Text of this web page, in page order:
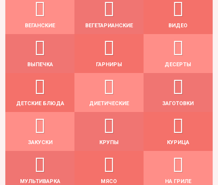
ВЕГАНСКИЕ ВЕГЕТАРИАНСКИЕ ВИДЕО
ВЫПЕЧКА ГАРНИРЫ ДЕСЕРТЫ
ДЕТСКИЕ БЛЮДА ДИЕТИЧЕСКИЕ ЗАГОТОВКИ
ЗАКУСКИ КРУПЫ КУРИЦА
МУЛЬТИВАРКА МЯСО НА ГРИЛЕ